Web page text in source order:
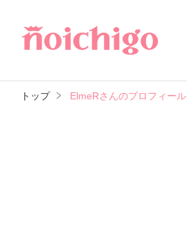
トップ ElmeRさんのプロフィール